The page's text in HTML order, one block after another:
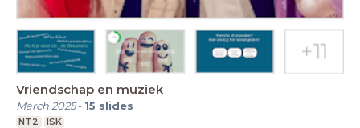
Vriendschap en muziek
March 2025- 15 slides
NT2 ISK